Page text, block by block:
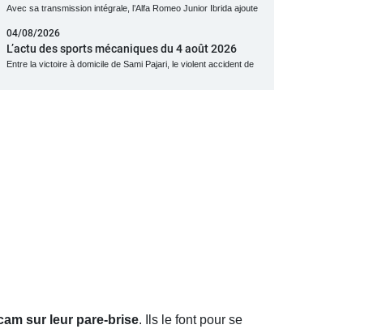
Avec sa transmission intégrale, l’Alfa Romeo Junior Ibrida ajoute
04/08/2026
L’actu des sports mécaniques du 4 août 2026
Entre la victoire à domicile de Sami Pajari, le violent accident de
sur leur pare-brise. Ils le font pour se